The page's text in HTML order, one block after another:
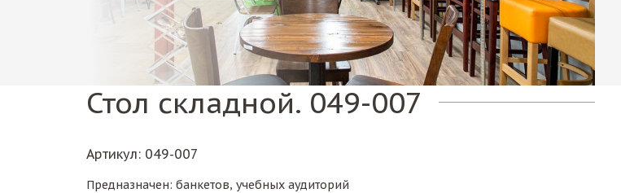
Стол складной. 049-007
Артикул: 049-007
Предназначен: банкетов, учебных аудиторий